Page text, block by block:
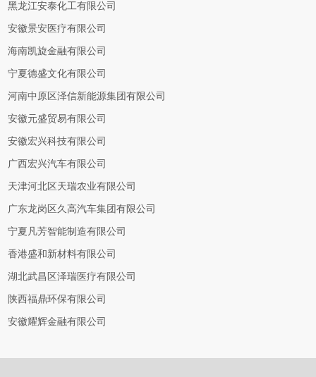
黑龙江安泰化工有限公司
安徽景安医疗有限公司
海南凯旋金融有限公司
宁夏德盛文化有限公司
河南中原区泽信新能源集团有限公司
安徽元盛贸易有限公司
安徽宏兴科技有限公司
广西宏兴汽车有限公司
天津河北区天瑞农业有限公司
广东龙岗区久高汽车集团有限公司
宁夏凡芳智能制造有限公司
香港盛和新材料有限公司
湖北武昌区泽瑞医疗有限公司
陕西福鼎环保有限公司
安徽耀辉金融有限公司